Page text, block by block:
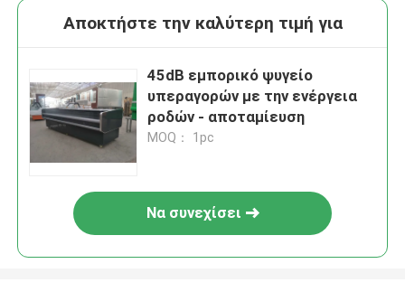
Αποκτήστε την καλύτερη τιμή για
45dB εμπορικό ψυγείο
υπεραγορών με την ενέργεια
ροδών - αποταμίευση
MOQ： 1pc
Να συνεχίσει